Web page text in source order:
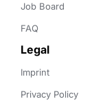
Job Board
FAQ
Legal
Imprint
Privacy Policy